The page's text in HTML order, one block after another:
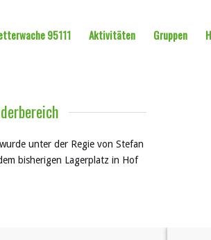
95111 Aktivitäten Gruppen
unter der Regie von Stefan
bisherigen Lagerplatz in Hof